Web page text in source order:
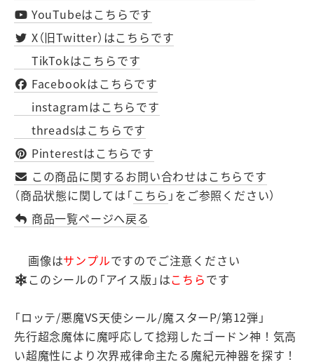
YouTubeはこちらです
X（旧Twitter）はこちらです
TikTokはこちらです
Facebookはこちらです
instagramはこちらです
threadsはこちらです
Pinterestはこちらです
この商品に関するお問い合わせはこちらです
（商品状態に関しては「こちら 」をご参照ください）
商品一覧ページへ戻る
画像はサンプルですのでご注意ください
このシールの「アイス版」はこちらです
「ロッテ/悪魔VS天使シール/魔スターP/第12弾」
先行超念魔体に魔呼応して捻翔したゴードン神！気高
い超魔性により次界戒律命主たる魔紀元神器を探す！